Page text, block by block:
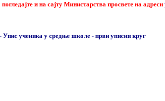
и на сајту Министарства просвете на адреси
Упис ученика у средње школе - први уписни круг